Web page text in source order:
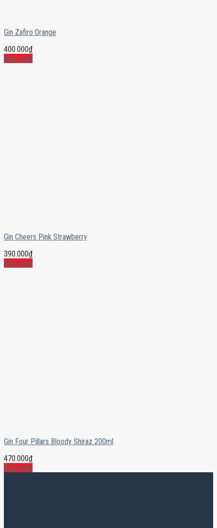
Gin Zafiro Orange
400.000₫
Mua ngay
Gin Cheers Pink Strawberry
390.000₫
Mua ngay
Gin Four Pillars Bloody Shiraz 200ml
470.000₫
Mua ngay